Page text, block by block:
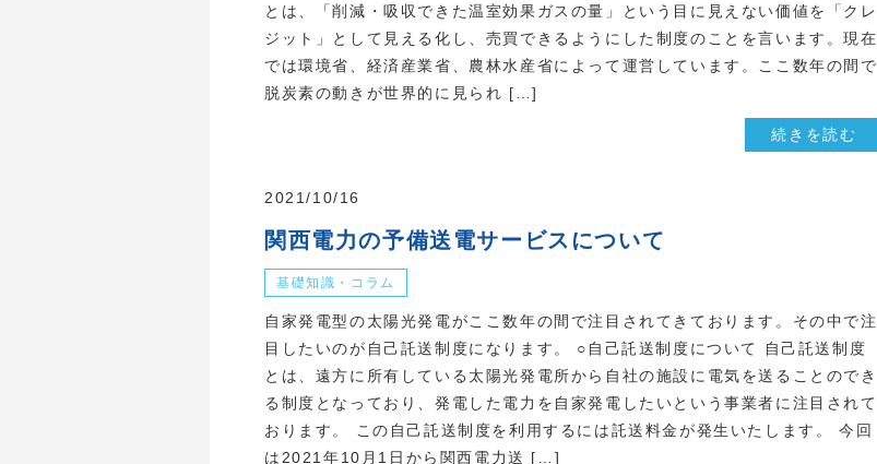
とは、「削減・吸収できた温室効果ガスの量」という目に見えない価値を「クレ
ジット」として見える化し、売買できるようにした制度のことを言います。現在
では環境省、経済産業省、農林水産省によって運営しています。ここ数年の間で
脱炭素の動きが世界的に見られ […]
続きを読む
2021/10/16
関西電力の予備送電サービスについて
基礎知識・コラム
自家発電型の太陽光発電がここ数年の間で注目されてきております。その中で注
目したいのが自己託送制度になります。 ○自己託送制度について 自己託送制度
とは、遠方に所有している太陽光発電所から自社の施設に電気を送ることのでき
る制度となっており、発電した電力を自家発電したいという事業者に注目されて
おります。 この自己託送制度を利用するには託送料金が発生いたします。 今回
は2021年10月1日から関西電力送 […]